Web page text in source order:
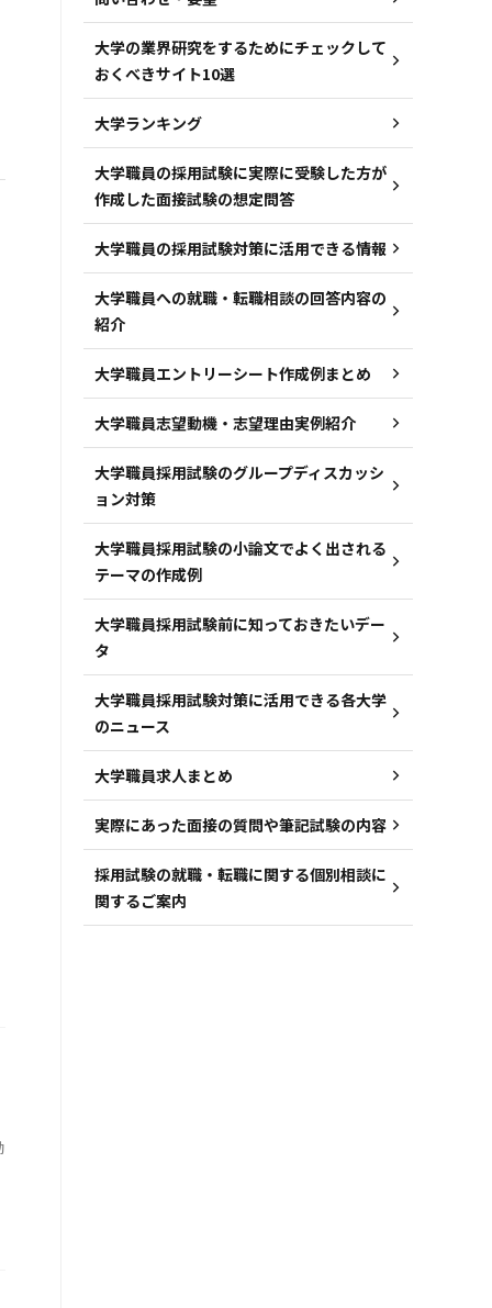
大学の業界研究をするためにチェックして
おくべきサイト10選
大学ランキング
大学職員の採用試験に実際に受験した方が
作成した面接試験の想定問答
大学職員の採用試験対策に活用できる情報
大学職員への就職・転職相談の回答内容の
紹介
大学職員エントリーシート作成例まとめ
大学職員志望動機・志望理由実例紹介
大学職員採用試験のグループディスカッシ
ョン対策
大学職員採用試験の小論文でよく出される
テーマの作成例
大学職員採用試験前に知っておきたいデー
タ
大学職員採用試験対策に活用できる各大学
のニュース
大学職員求人まとめ
実際にあった面接の質問や筆記試験の内容
採用試験の就職・転職に関する個別相談に
関するご案内